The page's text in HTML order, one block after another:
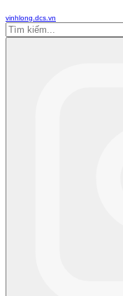
vinhlong.dcs.vn